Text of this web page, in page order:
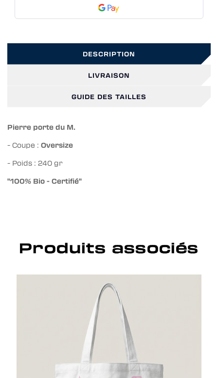
DESCRIPTION
LIVRAISON
GUIDE DES TAILLES
Pierre porte du M.
- Coupe : Oversize
- Poids : 240 gr
"100% Bio - Certifié"
Produits associés